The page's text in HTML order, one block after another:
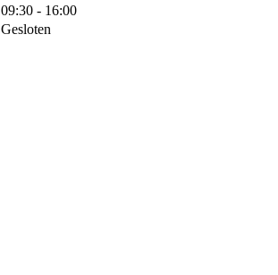
09:30 - 16:00
Gesloten